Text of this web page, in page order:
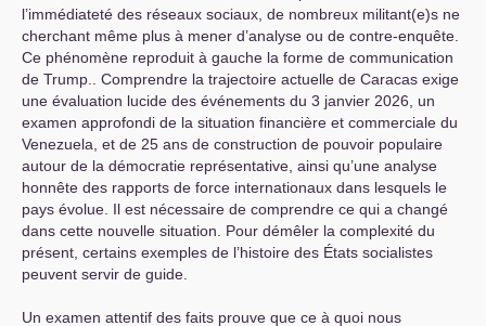
l’immédiateté des réseaux sociaux, de nombreux militant(e)s ne
cherchant même plus à mener d’analyse ou de contre-enquête.
Ce phénomène reproduit à gauche la forme de communication
de Trump.. Comprendre la trajectoire actuelle de Caracas exige
une évaluation lucide des événements du 3 janvier 2026, un
examen approfondi de la situation financière et commerciale du
Venezuela, et de 25 ans de construction de pouvoir populaire
autour de la démocratie représentative, ainsi qu’une analyse
honnête des rapports de force internationaux dans lesquels le
pays évolue. Il est nécessaire de comprendre ce qui a changé
dans cette nouvelle situation. Pour démêler la complexité du
présent, certains exemples de l’histoire des États socialistes
peuvent servir de guide.
Un examen attentif des faits prouve que ce à quoi nous